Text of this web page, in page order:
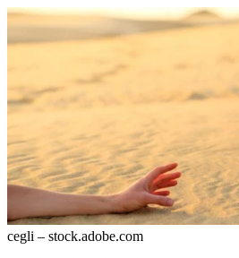
cegli – stock.adobe.com